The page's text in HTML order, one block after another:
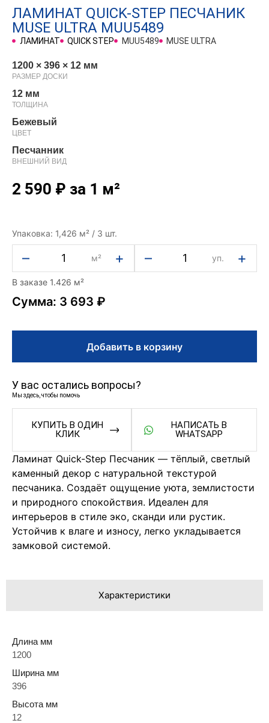
ЛАМИНАТ QUICK-STEP ПЕСЧАНИК
MUSE ULTRA MUU5489
ЛАМИНАТ QUICK STEP MUU5489 MUSE ULTRA
1200 × 396 × 12 мм
РАЗМЕР ДОСКИ
12 мм
ТОЛЩИНА
Бежевый
ЦВЕТ
Песчанник
ВНЕШНИЙ ВИД
2 590 ₽ за 1 м²
Упаковка: 1,426 м² / 3 шт.
– м² + – уп. +
В заказе 1.426 м²
Сумма: 3 693 ₽
Добавить в корзину
У вас остались вопросы?
Мы здесь, чтобы помочь
КУПИТЬ В ОДИН
КЛИК
НАПИСАТЬ В
WHATSAPP
Ламинат Quick-Step Песчаник — тёплый, светлый
каменный декор с натуральной текстурой
песчаника. Создаёт ощущение уюта, землистости
и природного спокойствия. Идеален для
интерьеров в стиле эко, сканди или рустик.
Устойчив к влаге и износу, легко укладывается
замковой системой.
Характеристики
Длина мм
1200
Ширина мм
396
Высота мм
12